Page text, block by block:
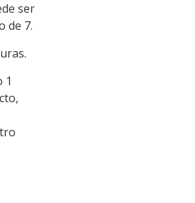
ser
de 7.
1